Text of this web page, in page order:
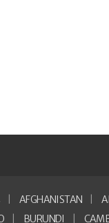
AFGHANISTAN
BURUNDI